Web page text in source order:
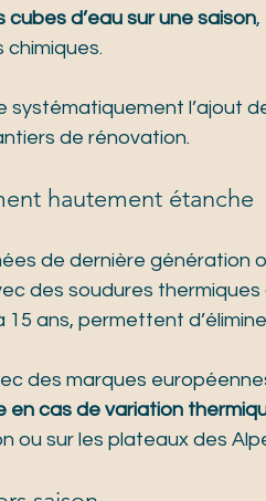
cubes d’eau sur une saison,
systématiquement l’ajout
de rénovation.
hautement étanche
de dernière génération
des soudures
ans, permettent
des marques
en cas de variation
ou sur les plateaux des